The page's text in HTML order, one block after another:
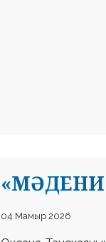
04 Мамыр 2026